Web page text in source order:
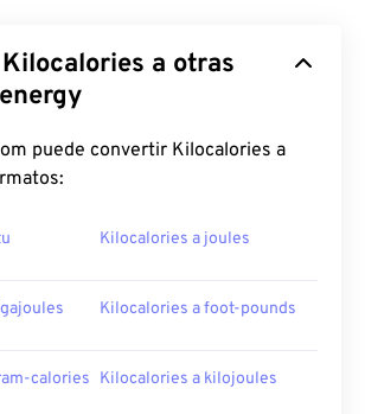
a otras
puede convertir Kilocalories a
Kilocalories a joules
Kilocalories a foot-pounds
calories Kilocalories a kilojoules